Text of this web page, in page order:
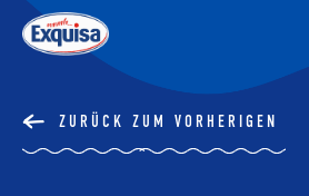
ZURÜCK ZUM VORHERIGEN